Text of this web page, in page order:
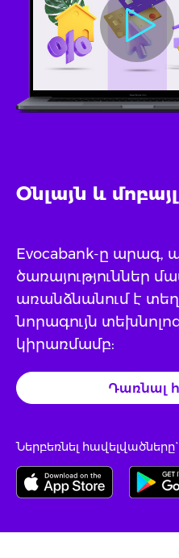
Օնլայն և
Evocabank-ը
ծառայություններ
առանձնանում է
նորագույն
կիրառմամբ:
Դառնալ
Ներբեռնել հավելվածները`